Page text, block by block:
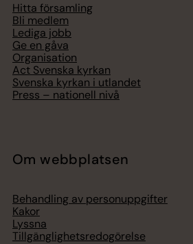
Hitta församling
Bli medlem
Lediga jobb
Ge en gåva
Organisation
Act Svenska kyrkan
Svenska kyrkan i utlandet
Press – nationell nivå
Om webbplatsen
Behandling av personuppgifter
Kakor
Lyssna
Tillgänglighetsredogörelse